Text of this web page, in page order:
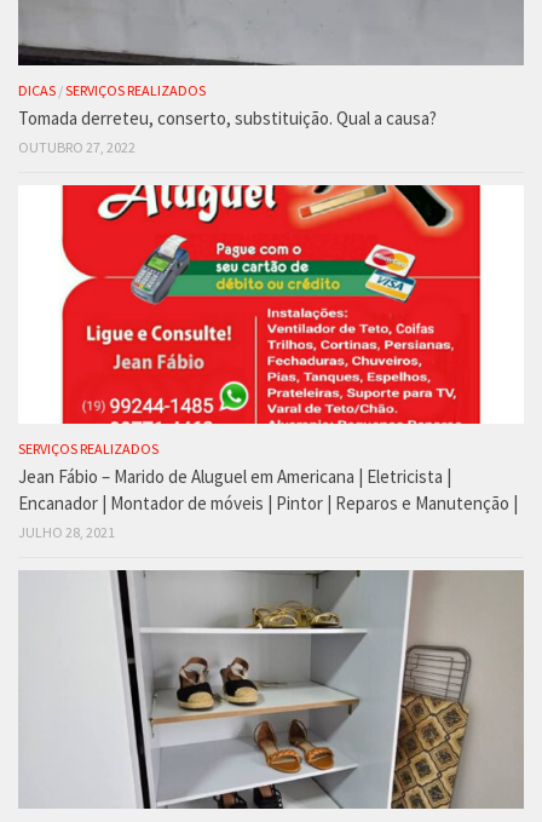
DICAS /SERVIÇOS REALIZADOS
Tomada derreteu, conserto, substituição. Qual a causa?
OUTUBRO 27, 2022
SERVIÇOS REALIZADOS
Jean Fábio – Marido de Aluguel em Americana | Eletricista |
Encanador | Montador de móveis | Pintor | Reparos e Manutenção |
JULHO 28, 2021